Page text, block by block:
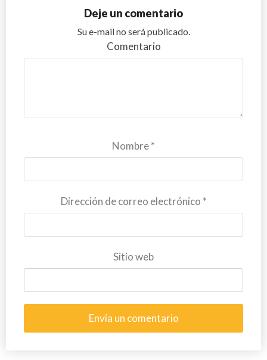
Deje un comentario
Su e-mail no será publicado.
Comentario
Nombre*
Dirección de correo electrónico *
Sitio web